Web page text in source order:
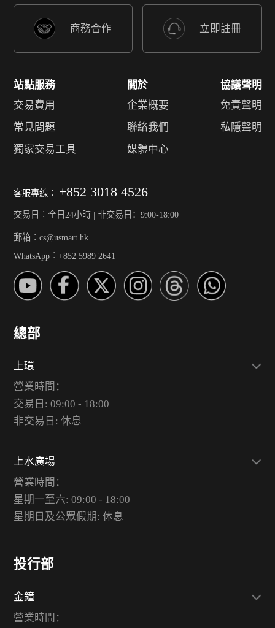
商務合作 立即註冊
站點服務
交易費用
常見問題
獨家交易工具
關於
企業概要
聯絡我們
媒體中心
協議聲明
免責聲明
私隱聲明
客服專線︰ +852 3018 4526
交易日︰全日24小時 | 非交易日：9:00-18:00
郵箱︰cs@usmart.hk
WhatsApp︰+852 5989 2641
總部
上環
營業時間：
交易日: 09:00 - 18:00
非交易日: 休息
上水廣場
營業時間：
星期一至六: 09:00 - 18:00
星期日及公眾假期: 休息
投行部
金鐘
營業時間：